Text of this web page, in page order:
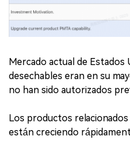
Mercado actual de
desechables eran en su
no han sido autorizados
Los productos
están creciendo